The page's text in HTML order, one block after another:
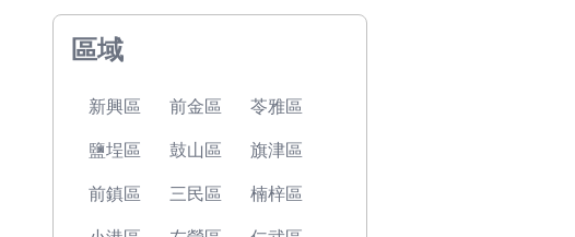
區域
新興區 前金區 苓雅區
鹽埕區 鼓山區 旗津區
前鎮區 三民區 楠梓區